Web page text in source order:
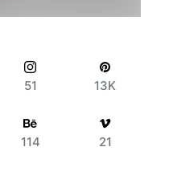
51 13K
114 21